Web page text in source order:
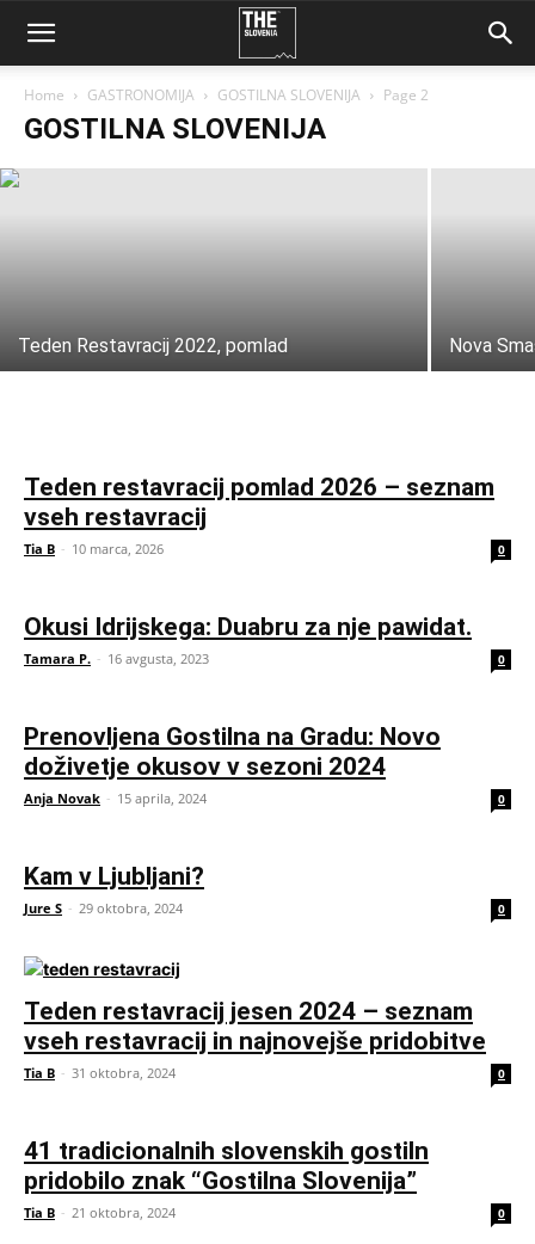
Home GASTRONOMIJA GOSTILNA SLOVENIJA Page 2
GOSTILNA SLOVENIJA
Teden restavracij jesen 2025 – seznam
vseh restavracij in najnovejše pridobitve
Anja Novak - 2 oktobra, 2025
Teden Restavracij 2022, pomlad Nova
Teden restavracij pomlad 2026 – seznam
vseh restavracij
Tia B - 10 marca, 2026 0
Okusi Idrijskega: Duabru za nje pawidat.
Tamara P. - 16 avgusta, 2023 0
Prenovljena Gostilna na Gradu: Novo
doživetje okusov v sezoni 2024
Anja Novak - 15 aprila, 2024 0
Kam v Ljubljani?
Jure S - 29 oktobra, 2024 0
Teden restavracij jesen 2024 – seznam
vseh restavracij in najnovejše pridobitve
Tia B - 31 oktobra, 2024 0
41 tradicionalnih slovenskih gostiln
pridobilo znak “Gostilna Slovenija”
Tia B - 21 oktobra, 2024 0